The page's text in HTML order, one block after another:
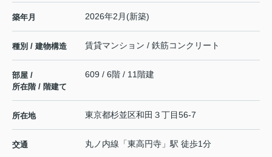
築年月 2026年2月(新築)
種別 / 建物構造 賃貸マンション / 鉄筋コンクリート
部屋 /
所在階 / 階建て
609 / 6階 / 11階建
所在地 東京都杉並区和田 ３丁目56-7
交通 丸ノ内線 「東高円寺 」駅 徒歩1分